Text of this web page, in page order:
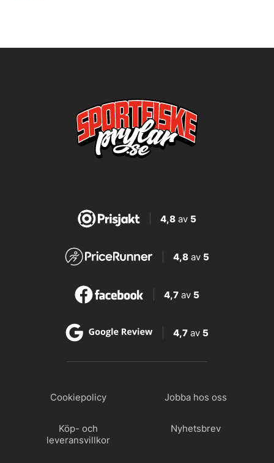
4,8av 5
4,8 av 5
4,7 av 5
4,7 av 5
Cookiepolicy Jobba hos oss
Köp- och
leveransvillkor
Nyhetsbrev